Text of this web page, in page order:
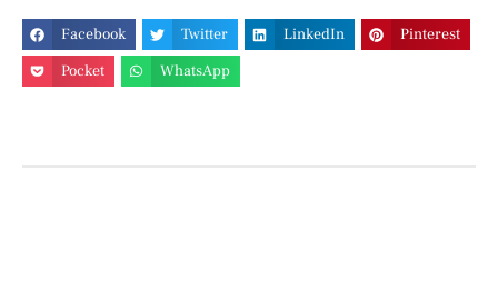
Facebook Twitter LinkedIn
Pinterest
Pocket
WhatsApp